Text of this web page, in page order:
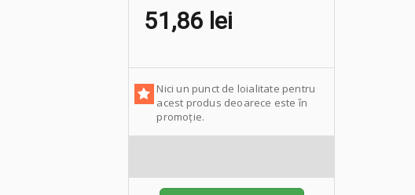
51,86 lei
Nici un punct de loialitate pentru
acest produs deoarece este în
promoție.